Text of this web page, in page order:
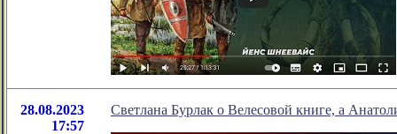
28.08.2023
17:57
Светлана Бурлак о Велесовой книге, а